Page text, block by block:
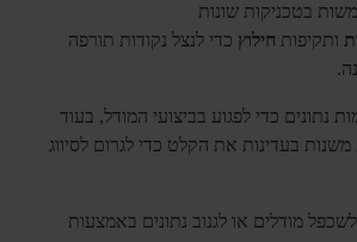
בטכניקות שונות
ותקיפות חילוץ כדי לנצל נקודות תורפה
נתונים כדי לפגוע בביצועי המודל, בעוד
בעדינות את הקלט כדי לגרום לסיווג
מודלים או לגנוב נתונים באמצעות